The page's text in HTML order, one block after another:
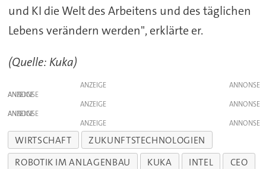
und KI die Welt des Arbeitens und des täglichen
Lebens verändern werden", erklärte er.
(Quelle: Kuka)
ANZEIGE
ANZEIGE
ANZEIGE
ANZEIGE
ANZEIGE
WIRTSCHAFT
ZUKUNFTSTECHNOLOGIEN
ROBOTIK IM ANLAGENBAU
KUKA INTEL CEO